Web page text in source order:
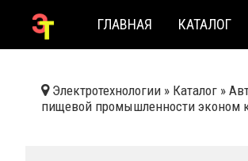
ГЛАВНАЯ КАТАЛОГ
Электротехнологии » Каталог »
пищевой промышленности эконом